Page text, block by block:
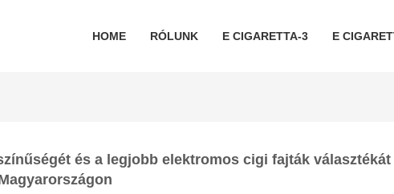
HOME RÓLUNK E CIGARETTA-3 E
és a legjobb elektromos cigi fajták választékát